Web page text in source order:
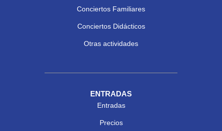
Conciertos Familiares
Conciertos Didácticos
Otras actividades
ENTRADAS
Entradas
Precios